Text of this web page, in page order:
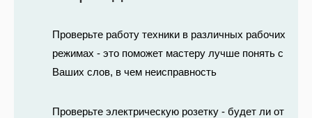
Проверьте работу техники в различных рабочих
режимах - это поможет мастеру лучше понять с
Ваших слов, в чем неисправность
Проверьте электрическую розетку - будет ли от